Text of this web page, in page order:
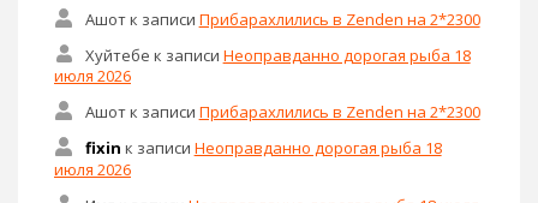
Ашотк записи Прибарахлились в Zenden на 2*2300
Хуйтебе к записи Неоправданно дорогая рыба 18
июля 2026
Ашотк записи Прибарахлились в Zenden на 2*2300
fixin к записи Неоправданно дорогая рыба 18
июля 2026